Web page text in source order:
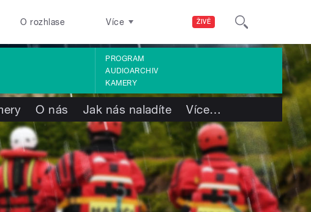
ŽIVĚ
O rozhlase Více
PROGRAM
AUDIOARCHIV
KAMERY
O nás Jak nás naladíte Více…